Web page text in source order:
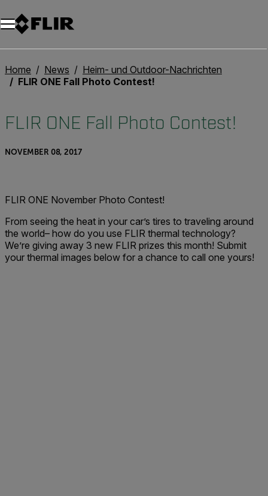
Unread messages
Modell
Entfernen
Elemente
Element
In den Warenkorb
Im Warenkorb
Home News
Heim- und Outdoor-Nachrichten
FLIR ONE Fall Photo Contest!
FLIR ONE Fall Photo Contest!
NOVEMBER 08, 2017
FLIR ONE November Photo Contest!
From seeing the heat in your car’s tires to traveling around
the world– how do you use FLIR thermal technology?
We’re giving away 3 new FLIR prizes this month! Submit
your thermal images below for a chance to call one yours!